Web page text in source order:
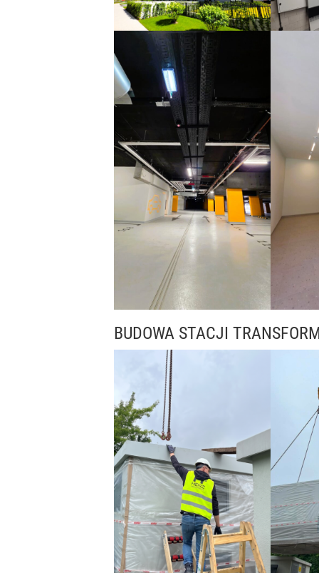
BUDOWA STACJI